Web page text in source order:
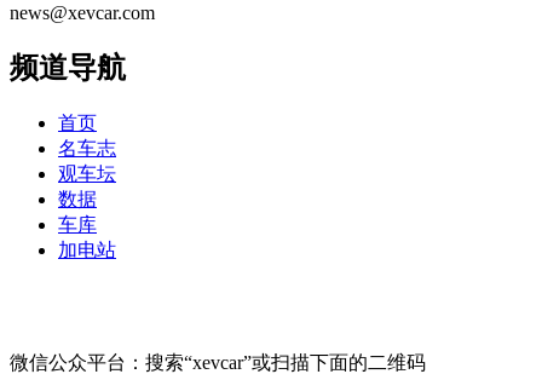
news@xevcar.com
频道导航
首页
名车志
观车坛
数据
车库
加电站
微信公众平台：搜索“xevcar”或扫描下面的二维码